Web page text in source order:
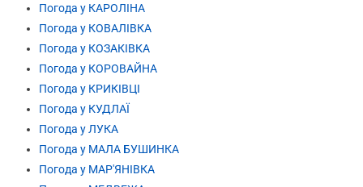
Погода у КАРОЛІНА
Погода у КОВАЛІВКА
Погода у КОЗАКІВКА
Погода у КОРОВАЙНА
Погода у КРИКІВЦІ
Погода у КУДЛАЇ
Погода у ЛУКА
Погода у МАЛА БУШИНКА
Погода у МАР'ЯНІВКА